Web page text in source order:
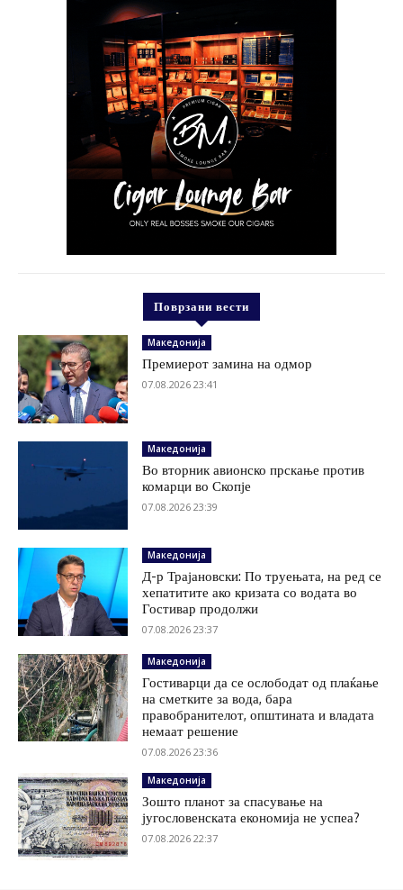
Поврзани вести
Македонија
Премиерот замина на одмор
07.08.2026 23:41
Македонија
Во вторник авионско прскање против
комарци во Скопје
07.08.2026 23:39
Македонија
Д-р Трајановски: По труењата, на ред се
хепатитите ако кризата со водата во
Гостивар продолжи
07.08.2026 23:37
Македонија
Гостиварци да се ослободат од плаќање
на сметките за вода, бара
правобранителот, општината и владата
немаат решение
07.08.2026 23:36
Македонија
Зошто планот за спасување на
југословенската економија не успеа?
07.08.2026 22:37